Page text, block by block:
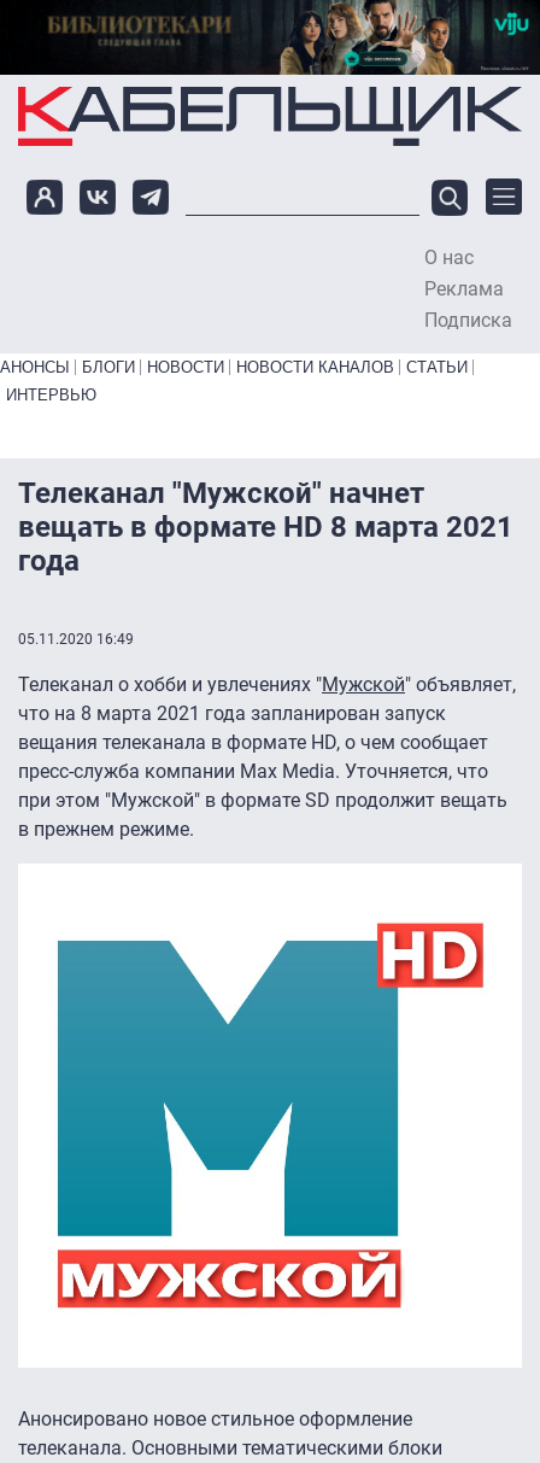
Перейти к основному содержанию
О нас
Реклама
Подписка
Primary links bottom
АНОНСЫ БЛОГИ НОВОСТИ НОВОСТИ КАНАЛОВ
СТАТЬИ
ИНТЕРВЬЮ
Телеканал "Мужской" начнет
вещать в формате HD 8 марта 2021
года
05.11.2020 16:49
Телеканал о хобби и увлечениях "Мужской" объявляет,
что на 8 марта 2021 года запланирован запуск
вещания телеканала в формате HD, о чем сообщает
пресс-служба компании Max Media. Уточняется, что
при этом "Мужской" в формате SD продолжит вещать
в прежнем режиме.
Анонсировано новое стильное оформление
телеканала. Основными тематическими блоки